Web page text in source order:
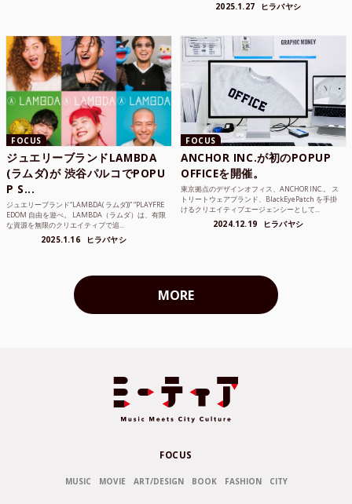
2025.1.27 ヒラバヤシ
FOCUS
ジュエリーブランドLAMBDA
(ラムダ)が 渋谷パルコでPOPU
P S...
ジュエリーブランド“LAMBDA( ラムダ))” “PLAYFRE
EDOM 自由を遊べ。 LAMBDA（ラムダ）は、有限
な資源を無限のクリエイティブで追...
2025.1.16 ヒラバヤシ
FOCUS
ANCHOR INC.が初のPOPUP
OFFICEを開催。
東京拠点のデザインオフィス、ANCHOR INC.。 ス
トリートウェアブランド、BlackEyePatch を手掛
けるクリエイティブエージェンシーとして...
2024.12.19 ヒラバヤシ
MORE
FOCUS
MUSIC MOVIE ART/DESIGN BOOK FASHION CITY